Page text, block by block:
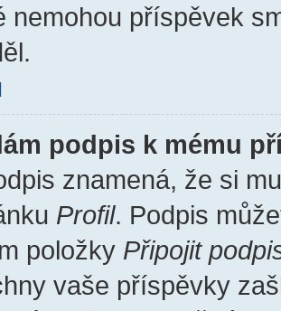
nemohou příspěvek
podpis k mému
znamená, že si
Profil. Podpis
položky Připojit
vaše příspěvky